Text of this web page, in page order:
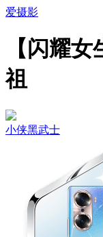
爱摄影
【闪耀
祖
小侠黑武士